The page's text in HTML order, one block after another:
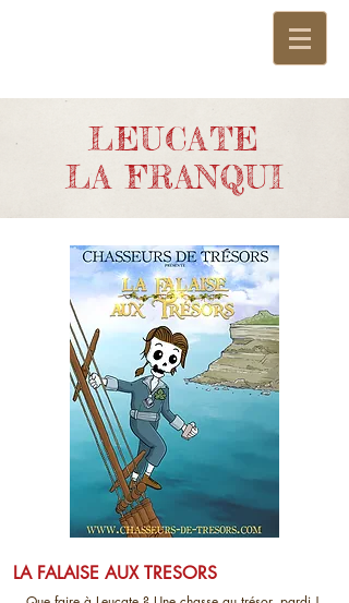
LEUCATE
LA FRANQUI
LA FALAISE AUX TRESORS